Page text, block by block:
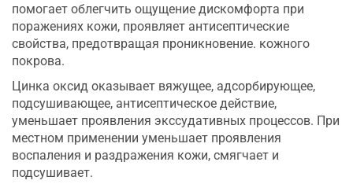
помогает облегчить ощущение дискомфорта при
поражениях кожи, проявляет антисептические
свойства, предотвращая проникновение. кожного
покрова.
Цинка оксид оказывает вяжущее, адсорбирующее,
подсушивающее, антисептическое действие,
уменьшает проявления экссудативных процессов. При
местном применении уменьшает проявления
воспаления и раздражения кожи, смягчает и
подсушивает.